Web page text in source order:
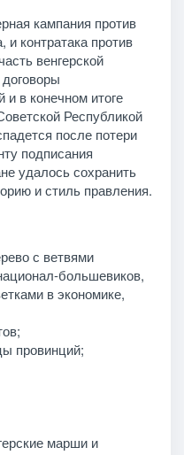
кампания против
контратака против
венгерской
в конечном итоге
Республикой
после потери
подписания
удалось сохранить
и стиль правления.
с ветвями
большевиков,
в экономике,
провинций;
марши и